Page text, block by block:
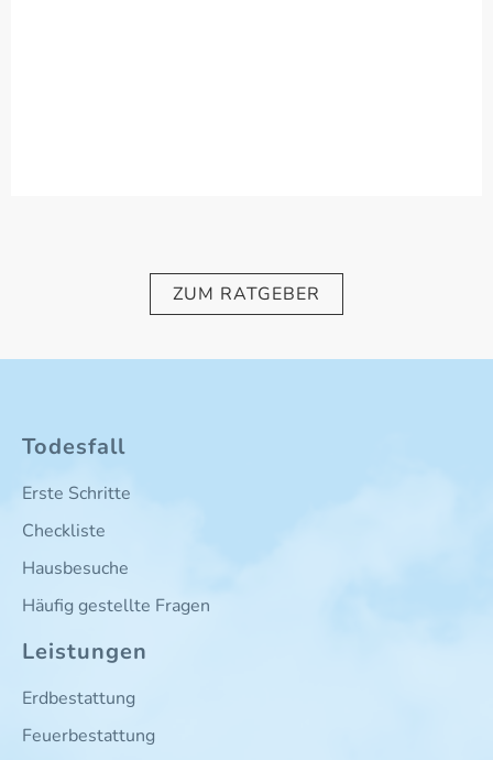
ZUM RATGEBER
Todesfall
Erste Schritte
Checkliste
Hausbesuche
Häufig gestellte Fragen
Leistungen
Erdbestattung
Feuerbestattung